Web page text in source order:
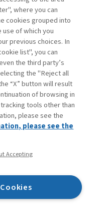
where you can
cookies grouped into
of which you
previous choices. In
list", you can
the third party’s
the "Reject all
“X” button will result
of browsing in
tools other than
please see the
please see the
Accepting